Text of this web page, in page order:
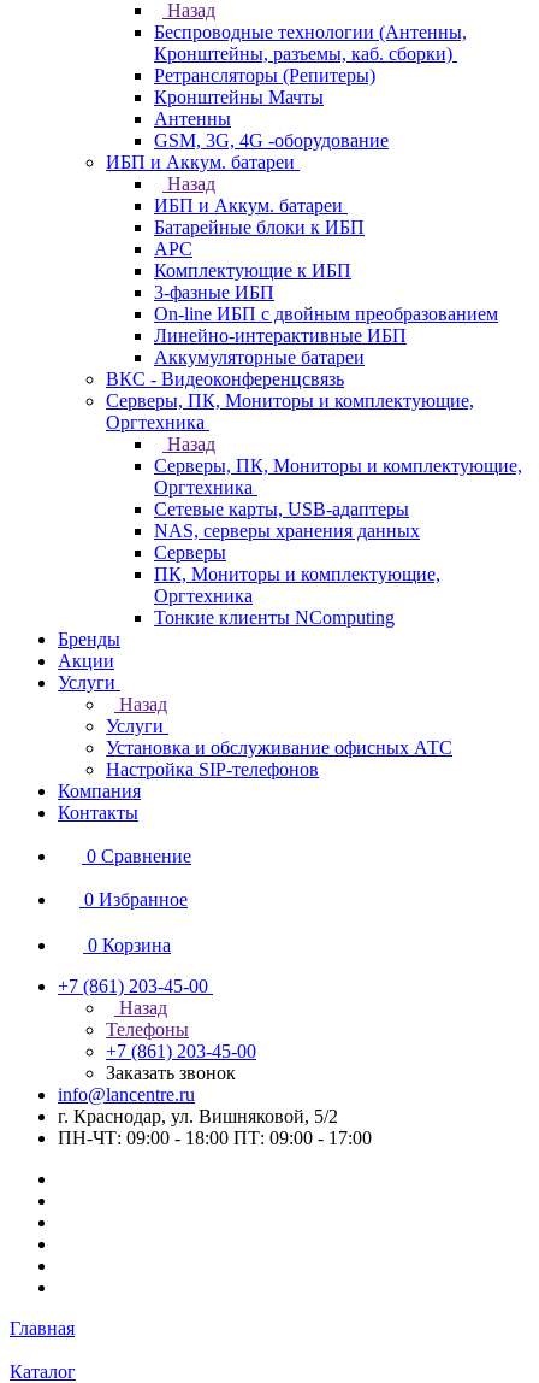
Назад
Беспроводные технологии (Антенны,
Кронштейны, разъемы, каб. сборки)
Ретрансляторы (Репитеры)
Кронштейны Мачты
Антенны
GSM, 3G, 4G -оборудование
ИБП и Аккум. батареи
Назад
ИБП и Аккум. батареи
Батарейные блоки к ИБП
APC
Комплектующие к ИБП
3-фазные ИБП
On-line ИБП с двойным преобразованием
Линейно-интерактивные ИБП
Аккумуляторные батареи
ВКС - Видеоконференцсвязь
Серверы, ПК, Мониторы и комплектующие,
Оргтехника
Назад
Серверы, ПК, Мониторы и комплектующие,
Оргтехника
Сетевые карты, USB-адаптеры
NAS, серверы хранения данных
Серверы
ПК, Мониторы и комплектующие,
Оргтехника
Тонкие клиенты NComputing
Бренды
Акции
Услуги
Назад
Услуги
Установка и обслуживание офисных АТС
Настройка SIP-телефонов
Компания
Контакты
0 Сравнение
0 Избранное
0 Корзина
+7 (861) 203-45-00
Назад
Телефоны
+7 (861) 203-45-00
Заказать звонок
info@lancentre.ru
г. Краснодар, ул. Вишняковой, 5/2
ПН-ЧТ: 09:00 - 18:00 ПТ: 09:00 - 17:00
Главная
Каталог